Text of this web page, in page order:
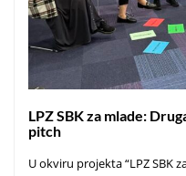
LPZ SBK za mlade:
pitch
U okviru projekta “LPZ SBK